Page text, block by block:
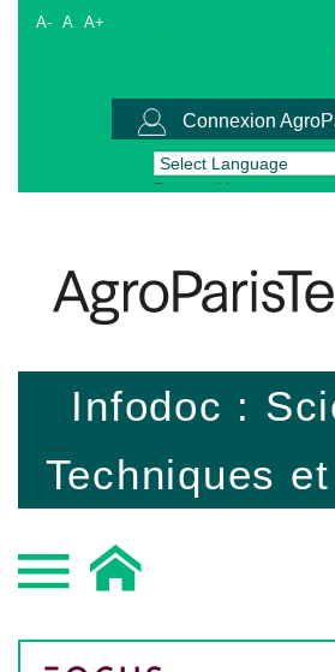
A- A A+
Connexion
Powered by
Infodoc :
Techniques